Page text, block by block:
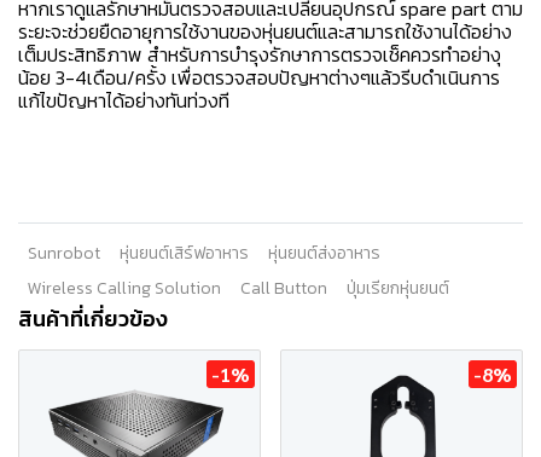
หากเราดูแลรักษาหมั่นตรวจสอบและเปลี่ยนอุปกรณ์ spare part ตาม
ระยะจะช่วยยืดอายุการใช้งานของหุ่นยนต์และสามารถใช้งานได้อย่าง
เต็มประสิทธิภาพ สำหรับการบำรุงรักษาการตรวจเช็คควรทำอย่างุ
น้อย 3-4เดือน/ครั้ง เพื่อตรวจสอบปัญหาต่างๆแล้วรีบดำเนินการ
แก้ไขปัญหาได้อย่างทันท่วงที
Sunrobot หุ่นยนต์เสิร์ฟอาหาร
หุ่นยนต์ส่งอาหาร
Wireless Calling Solution
Call Button ปุ่มเรียกหุ่นยนต์
สินค้าที่เกี่ยวข้อง
-1% -8%